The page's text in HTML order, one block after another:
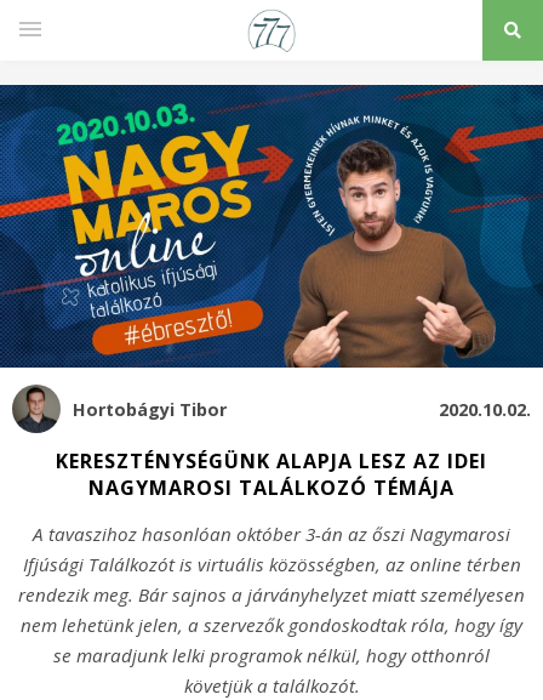
Hortobágyi Tibor 2020.10.02.
KERESZTÉNYSÉGÜNK ALAPJA LESZ AZ IDEI
NAGYMAROSI TALÁLKOZÓ TÉMÁJA
A tavaszihoz hasonlóan október 3-án az őszi Nagymarosi
Ifjúsági Találkozót is virtuális közösségben, az online térben
rendezik meg. Bár sajnos a járványhelyzet miatt személyesen
nem lehetünk jelen, a szervezők gondoskodtak róla, hogy így
se maradjunk lelki programok nélkül, hogy otthonról
követjük a találkozót.